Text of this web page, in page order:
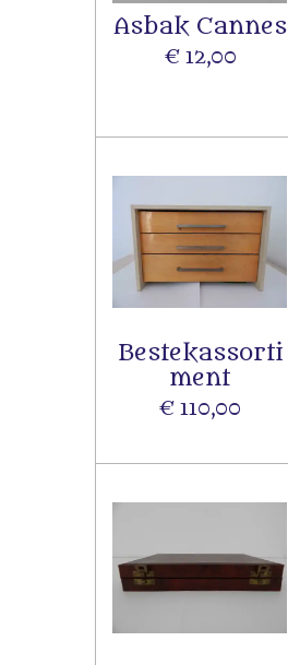
Asbak Cannes
€ 12,00
Bestekassorti
ment
€ 110,00